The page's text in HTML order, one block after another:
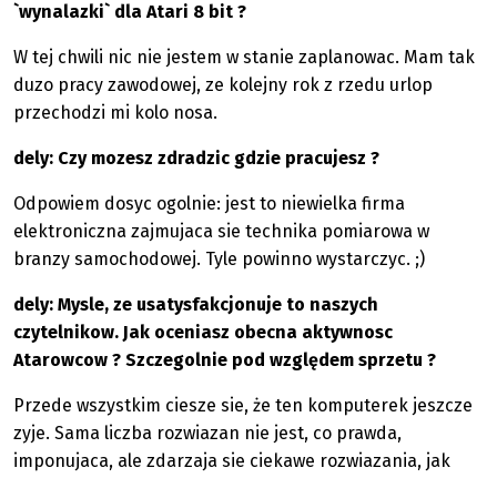
`wynalazki` dla Atari 8 bit ?
W tej chwili nic nie jestem w stanie zaplanowac. Mam tak
duzo pracy zawodowej, ze kolejny rok z rzedu urlop
przechodzi mi kolo nosa.
dely: Czy mozesz zdradzic gdzie pracujesz ?
Odpowiem dosyc ogolnie: jest to niewielka firma
elektroniczna zajmujaca sie technika pomiarowa w
branzy samochodowej. Tyle powinno wystarczyc. ;)
dely: Mysle, ze usatysfakcjonuje to naszych
czytelnikow. Jak oceniasz obecna aktywnosc
Atarowcow ? Szczegolnie pod względem sprzetu ?
Przede wszystkim ciesze sie, że ten komputerek jeszcze
zyje. Sama liczba rozwiazan nie jest, co prawda,
imponujaca, ale zdarzaja sie ciekawe rozwiazania, jak